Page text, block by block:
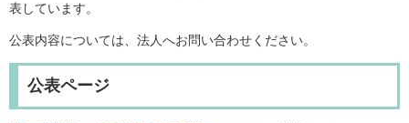
表しています。
公表内容については、法人へお問い合わせください。
公表ページ